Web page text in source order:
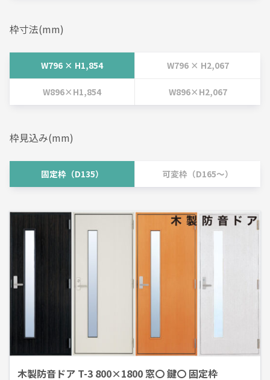
枠寸法(mm)
W796 × H1,854 W796 × H2,067
W896×H1,854 W896×H2,067
枠見込み(mm)
固定枠（D135） 可変枠（D165～）
木製防音ドア T-3 800×1800 窓〇 鍵〇 固定枠